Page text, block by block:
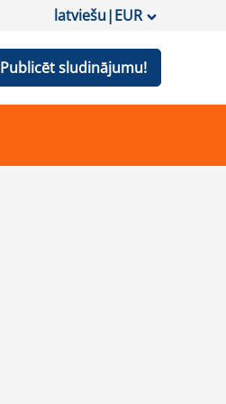
latviešu|EUR
Publicēt sludinājumu!